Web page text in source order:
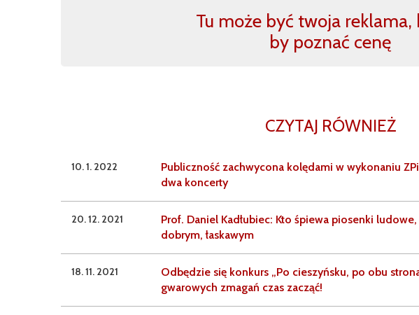
Tu może być twoja reklama,
by poznać cenę
CZYTAJ RÓWNIEŻ
10. 1. 2022
Publiczność zachwycona kolędami w wykonaniu
dwa koncerty
20. 12. 2021
Prof. Daniel Kadłubiec: Kto śpiewa piosenki
dobrym, łaskawym
18. 11. 2021
Odbędzie się konkurs „Po cieszyńsku, po obu
gwarowych zmagań czas zacząć!